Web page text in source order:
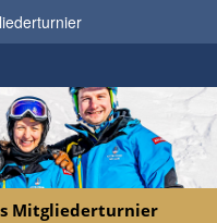
Mitgliederturnier